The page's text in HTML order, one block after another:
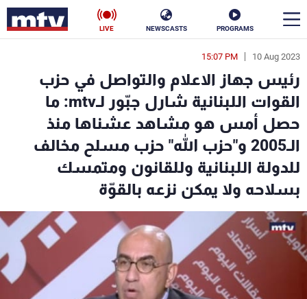
PROGRAMS
NEWSCASTS
LIVE
10 Aug 2023
15:07 PM
رئيس جهاز الاعلام والتواصل في حزب
القوات اللبنانية شارل جبّور لـmtv: ما
حصل أمس هو مشاهد عشناها منذ
الـ2005 و"حزب الله" حزب مسلح مخالف
للدولة اللبنانية وللقانون ومتمسك
بسلاحه ولا يمكن نزعه بالقوّة
en
الأخبار
سياسة ناس
فن
منوعات رياضة
كأس العالم